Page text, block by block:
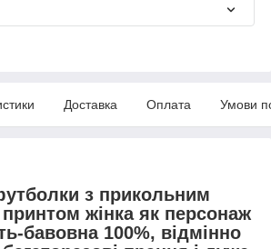
Доставка Оплата Умови
з прикольним
жінка як персонаж
бавовна 100%, відмінно